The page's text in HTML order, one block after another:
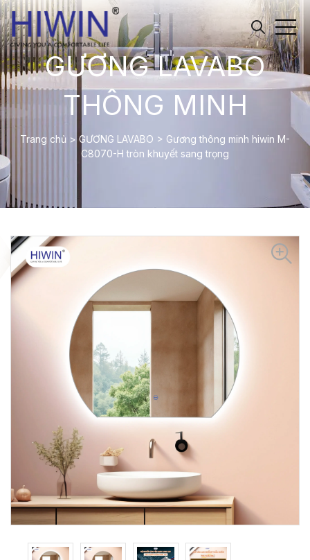
GƯƠNG LAVABO
THÔNG MINH
Trang chủ > GƯƠNG LAVABO > Gương thông minh hiwin M-
C8070-H tròn khuyết sang trọng